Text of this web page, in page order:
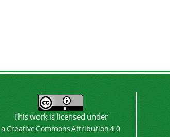
This work is licensed under
aCreative Commons Attribution 4.0